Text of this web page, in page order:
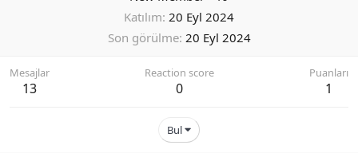
Katılım 20 Eyl 2024
Son görülme 20 Eyl 2024
Mesajlar
13
Reaction score
0
Puanları
1
Bul